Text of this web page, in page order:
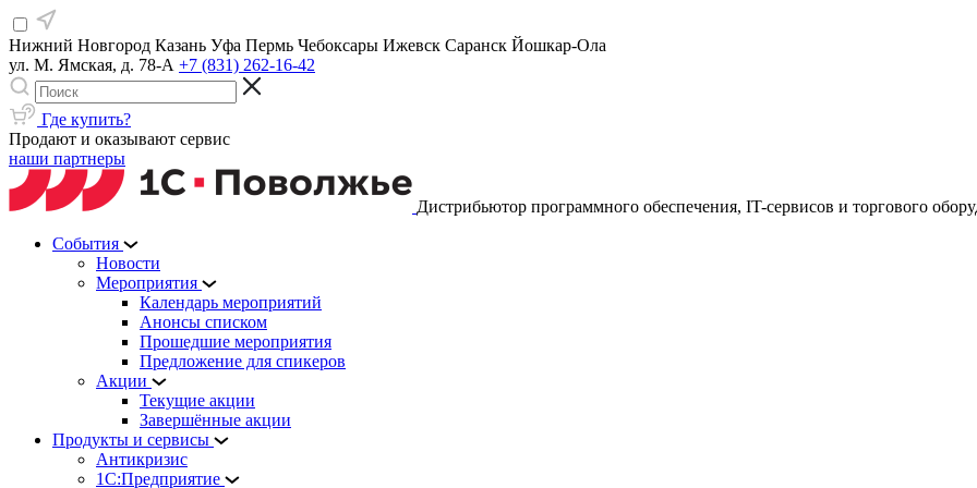
Нижний Новгород Казань Уфа Пермь Чебоксары Ижевск Саранск Йошкар-Ола
ул. М. Ямская, д. 78-А +7 (831) 262-16-42
Где купить?
Продают и оказывают сервис
наши партнеры
Дистрибьютор программного обеспечения, IT-сервисов и торгового
События
Новости
Мероприятия
Календарь мероприятий
Анонсы списком
Прошедшие мероприятия
Предложение для спикеров
Акции
Текущие акции
Завершённые акции
Продукты и сервисы
Антикризис
1С:Предприятие